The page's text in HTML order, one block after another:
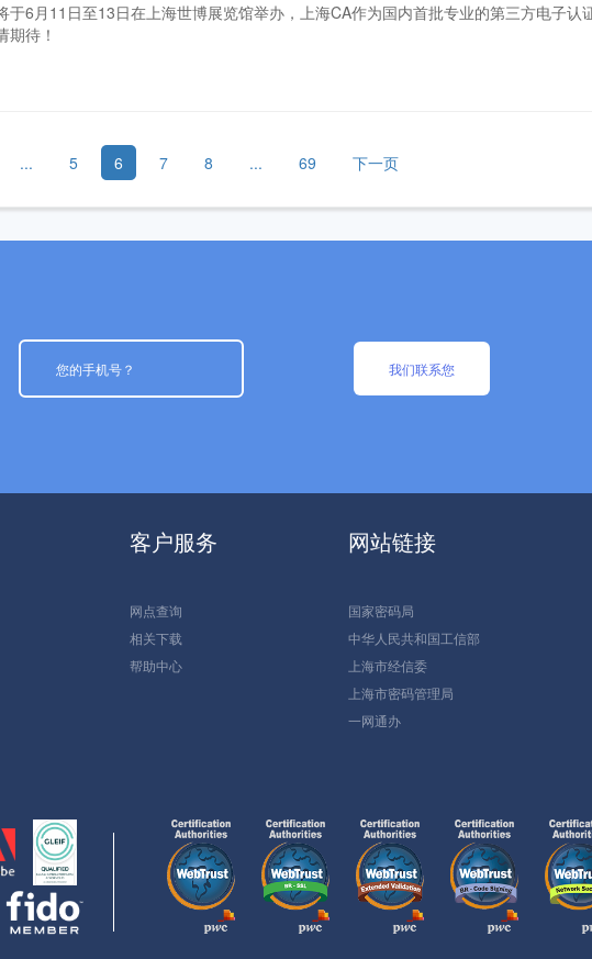
6月11日至13日在上海世博展览馆举办，上海CA作为国内首批专业的第三方电子认
待！
... 5 6 7 8 ... 69 下一页
我们联系您
客户服务
网点查询
相关下载
帮助中心
网站链接
国家密码局
中华人民共和国工信部
上海市经信委
上海市密码管理局
一网通办